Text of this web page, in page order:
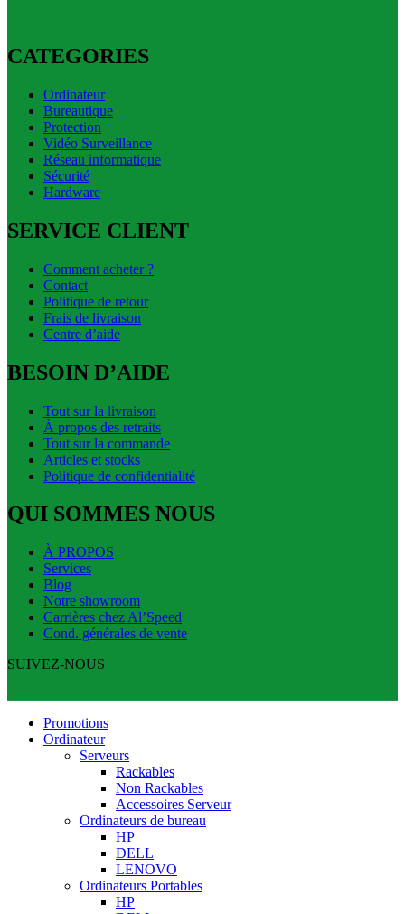
CATEGORIES
Ordinateur
Bureautique
Protection
Vidéo Surveillance
Réseau informatique
Sécurité
Hardware
SERVICE CLIENT
Comment acheter ?
Contact
Politique de retour
Frais de livraison
Centre d’aide
BESOIN D’AIDE
Tout sur la livraison
À propos des retraits
Tout sur la commande
Articles et stocks
Politique de confidentialité
QUI SOMMES NOUS
À PROPOS
Services
Blog
Notre showroom
Carrières chez Al’Speed
Cond. générales de vente
SUIVEZ-NOUS
Promotions
Ordinateur
Serveurs
Rackables
Non Rackables
Accessoires Serveur
Ordinateurs de bureau
HP
DELL
LENOVO
Ordinateurs Portables
HP